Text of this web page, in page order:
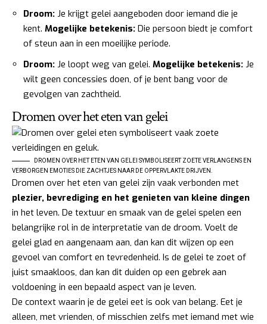
Droom: Je krijgt gelei aangeboden door iemand die je
kent. Mogelijke betekenis: Die persoon biedt je comfort
of steun aan in een moeilijke periode.
Droom: Je loopt weg van gelei. Mogelijke betekenis: Je
wilt geen concessies doen, of je bent bang voor de
gevolgen van zachtheid.
Dromen over het eten van gelei
DROMEN OVER HET ETEN VAN GELEI SYMBOLISEERT ZOETE VERLANGENS EN
VERBORGEN EMOTIES DIE ZACHTJES NAAR DE OPPERVLAKTE DRIJVEN.
Dromen over het eten van gelei zijn vaak verbonden met
plezier, bevrediging en het genieten van kleine dingen
in het leven. De textuur en smaak van de gelei spelen een
belangrijke rol in de interpretatie van de droom. Voelt de
gelei glad en aangenaam aan, dan kan dit wijzen op een
gevoel van comfort en tevredenheid. Is de gelei te zoet of
juist smaakloos, dan kan dit duiden op een gebrek aan
voldoening in een bepaald aspect van je leven.
De context waarin je de gelei eet is ook van belang. Eet je
alleen, met vrienden, of misschien zelfs met iemand met wie